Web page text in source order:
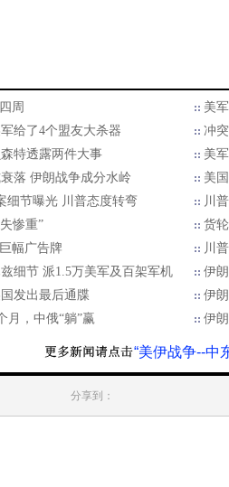
周
美
给了4个盟友大杀器
冲
特透露两件大事
美
落 伊朗战争成分水岭
美
细节曝光 川普态度转弯
川
惨重”
货
幅广告牌
川
细节 派1.5万美军及百架军机
伊
发出最后通牒
伊
月，中俄“躺”赢
伊
“美伊战争--中
分享到：